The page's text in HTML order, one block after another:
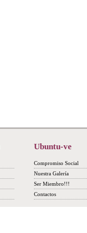
Ubuntu-ve
Compromiso Social
Nuestra Galería
Ser Miembro!!!
Contactos